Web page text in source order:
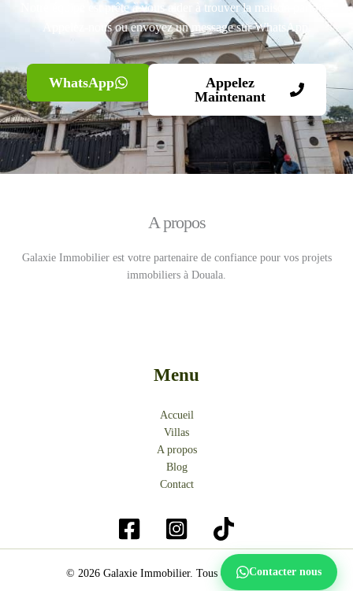
Notre équipe est prête à vous aider à trouver la maison parfaite.
Appelez-nous ou envoyez un message sur WhatsApp.
WhatsApp
Appelez
Maintenant
A propos
Galaxie Immobilier est votre partenaire de confiance pour vos projets
immobiliers à Douala.
Menu
Accueil
Villas
A propos
Blog
Contact
© 2026 Galaxie Immobilier. Tous droits réservés.
Contacter nous